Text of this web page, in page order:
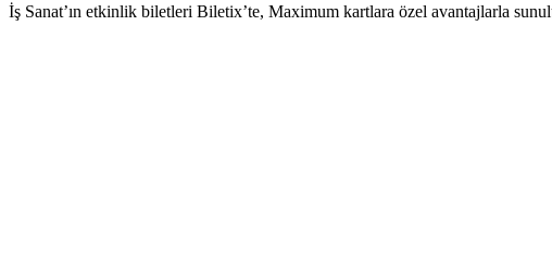
İş Sanat’ın etkinlik biletleri Biletix’te, Maximum kartlara özel avantajlarla